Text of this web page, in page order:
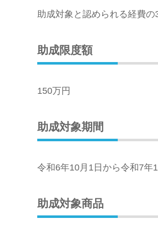
助成対象と認められる経費の
助成限度額
150万円
助成対象期間
令和6年10月1日から令和7年
助成対象商品